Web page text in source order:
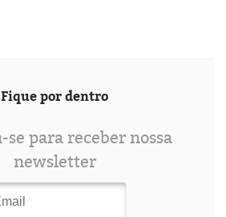
Fique por dentro
se para receber nossa
newsletter